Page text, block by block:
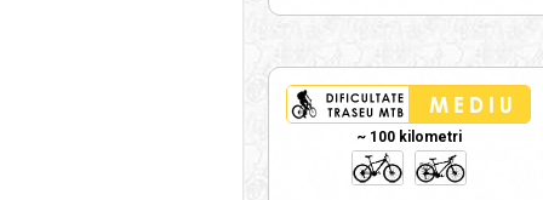
~ 100 kilometri